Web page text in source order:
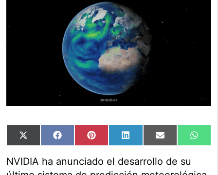
Compartir
en
X
(Twitter)
Compartir
en
FacebookCompartir
en
PinterestCompartir
en
LinkedInCompartir
en
Email
en
NVIDIA ha anunciado el desarrollo de su